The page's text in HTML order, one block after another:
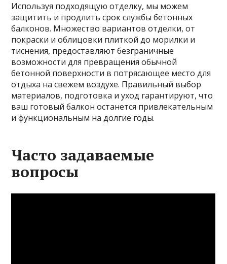
Используя подходящую отделку, мы можем
защитить и продлить срок службы бетонных
балконов. Множество вариантов отделки, от
покраски и облицовки плиткой до морилки и
тиснения, предоставляют безграничные
возможности для превращения обычной
бетонной поверхности в потрясающее место для
отдыха на свежем воздухе. Правильный выбор
материалов, подготовка и уход гарантируют, что
ваш готовый балкон останется привлекательным
и функциональным на долгие годы.
Часто задаваемые
вопросы